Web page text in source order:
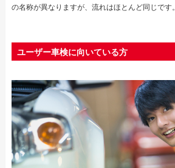
の名称が異なりますが、流れはほとんど同じです。
ユーザー車検に向いている方